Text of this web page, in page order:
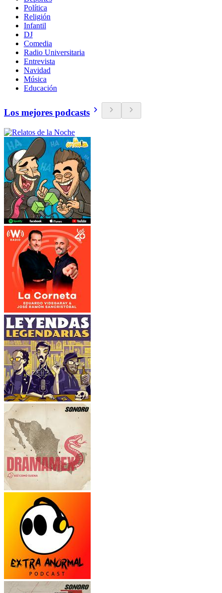
Política
Religión
Infantil
DJ
Comedia
Radio Universitaria
Entrevista
Navidad
Música
Educación
Los mejores podcasts